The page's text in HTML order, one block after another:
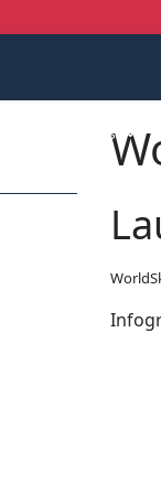
Startech's Days